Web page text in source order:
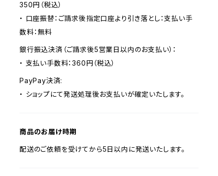
350円（税込）
・ 口座振替：ご請求後指定口座より引き落とし：支払い手
数料：無料
銀行振込決済（ご請求後5営業日以内のお支払い）：
・ 支払い手数料：360円（税込）
PayPay決済:
・ ショップにて発送処理後お支払いが確定いたします。
商品のお届け時期
配送のご依頼を受けてから5日以内に発送いたします。